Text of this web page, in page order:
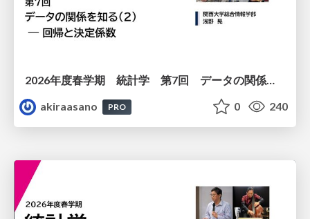
2026年度春学期 統計学 第7回 データの関係を知る（２）ー 回帰と決定係数 (2026. 5. 21)
akiraasano
PRO 0 240